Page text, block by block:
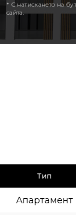
* С натискането на
сайта.
Тип
Апартамент